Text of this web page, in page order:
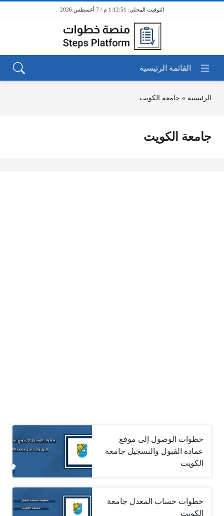
1:12:51 م / 7 أغسطس 2026
الرئيسية » جامعة الكويت
جامعة الكويت
خطوات الوصول إلى موقع
عمادة القبول والتسجيل جامعة
الكويت
خطوات حساب المعدل جامعة
الكويت